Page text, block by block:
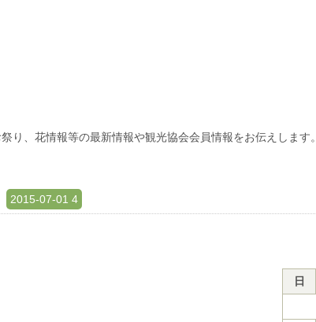
り、花情報等の最新情報や観光協会会員情報をお伝えします。
2015-07-01 4
日